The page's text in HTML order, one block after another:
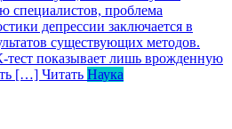
проблема
депрессии заключается в
существующих методов.
показывает лишь врожденную
[…] Читать Наука